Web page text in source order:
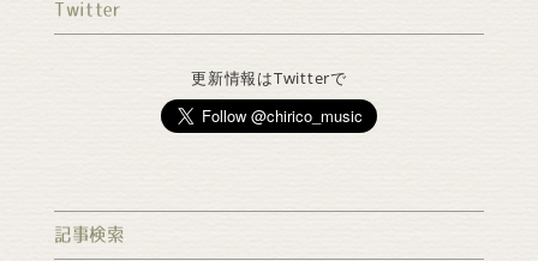
Twitter
更新情報はTwitterで
記事検索